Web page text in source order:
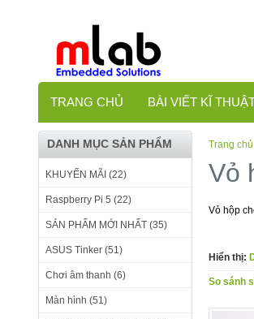
TRANG CHỦ BÀI VIẾT KĨ
DANH MỤC SẢN PHẨM
KHUYẾN MÃI (22)
Raspberry Pi 5 (22)
SẢN PHẨM MỚI NHẤT (35)
ASUS Tinker (51)
Chơi âm thanh (6)
Màn hình (51)
Trang chủ
Vỏ
Vỏ hộp
Hiển thị:
So sánh